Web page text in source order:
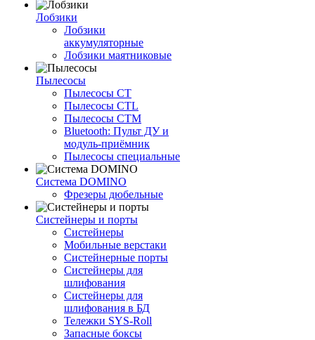
Лобзики
Лобзики
аккумуляторные
Лобзики маятниковые
Пылесосы
Пылесосы CT
Пылесосы CTL
Пылесосы CTM
Bluetooth: Пульт ДУ и
модуль-приёмник
Пылесосы специальные
Система DOMINO
Фрезеры дюбельные
Систейнеры и порты
Систейнеры
Мобильные верстаки
Систейнерные порты
Систейнеры для
шлифования
Систейнеры для
шлифования в БД
Тележки SYS-Roll
Запасные боксы